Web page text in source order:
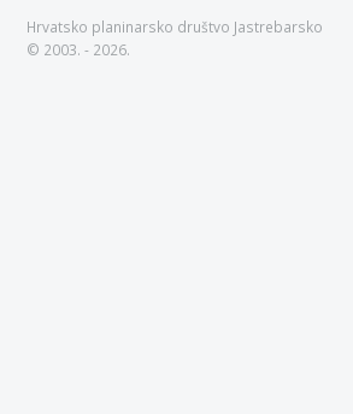
Hrvatsko planinarsko društvo Jastrebarsko
© 2003. - 2026.